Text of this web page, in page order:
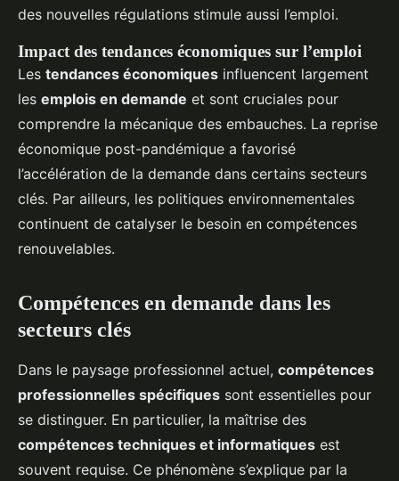
des nouvelles régulations stimule aussi l’emploi.
Impact des tendances économiques sur l’emploi
Les tendances économiques influencent largement
les emplois en demande et sont cruciales pour
comprendre la mécanique des embauches. La reprise
économique post-pandémique a favorisé
l’accélération de la demande dans certains secteurs
clés. Par ailleurs, les politiques environnementales
continuent de catalyser le besoin en compétences
renouvelables.
Compétences en demande dans les
secteurs clés
Dans le paysage professionnel actuel, compétences
professionnelles spécifiques sont essentielles pour
se distinguer. En particulier, la maîtrise des
compétences techniques et informatiques est
souvent requise. Ce phénomène s’explique par la